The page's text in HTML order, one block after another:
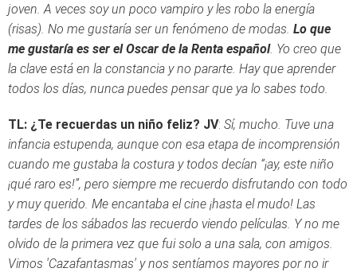
joven. A veces soy un poco vampiro y les robo la energía
(risas). No me gustaría ser un fenómeno de modas. Lo que
me gustaría es ser el Oscar de la Renta español. Yo creo que
la clave está en la constancia y no pararte. Hay que aprender
todos los días, nunca puedes pensar que ya lo sabes todo.
TL: ¿Te recuerdas un niño feliz? JV: Sí, mucho. Tuve una
infancia estupenda, aunque con esa etapa de incomprensión
cuando me gustaba la costura y todos decían “¡ay, este niño
¡qué raro es!”, pero siempre me recuerdo disfrutando con todo
y muy querido. Me encantaba el cine ¡hasta el mudo! Las
tardes de los sábados las recuerdo viendo películas. Y no me
olvido de la primera vez que fui solo a una sala, con amigos.
Vimos 'Cazafantasmas' y nos sentíamos mayores por no ir